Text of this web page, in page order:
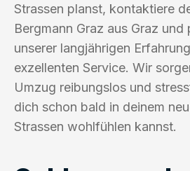
Strassen planst, kontaktiere
Bergmann Graz aus Graz
unserer langjährigen
exzellenten Service. Wir
Umzug reibungslos und
dich schon bald in deinem
Strassen wohlfühlen kannst.